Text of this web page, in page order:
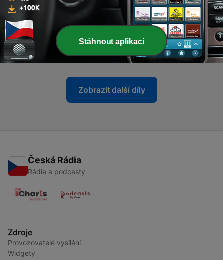
3 - ¿Y tu efecto Pigmalión?
04 čvn. 2022
2 - La importancia de la importancia
04 čvn. 2022
Zobrazit další díly
Česká Rádia
Rádia a podcasty
Zdroje
Provozovatelé vysílání
Widgety
Stáhnout aplikaci